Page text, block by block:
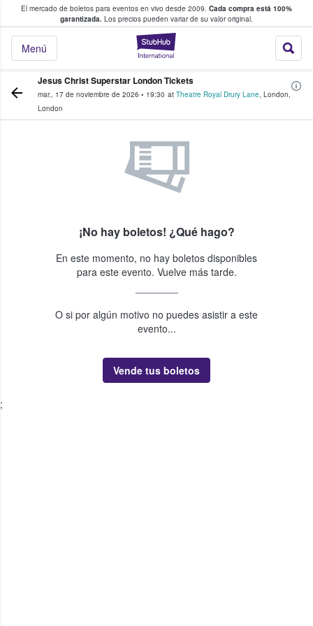
El mercado de boletos para eventos en vivo desde 2009. Cada compra está 100%
garantizada. Los precios pueden variar de su valor original.
StubHub: donde
Menú
fans compran y venden boletos
Jesus Christ Superstar London Tickets
mar., 17 de noviembre de 2026 • 19:30 at Theatre Royal Drury Lane, London,
London
¡No hay boletos! ¿Qué hago?
En este momento, no hay boletos disponibles
para este evento. Vuelve más tarde.
O si por algún motivo no puedes asistir a este
evento...
Vende tus boletos
;